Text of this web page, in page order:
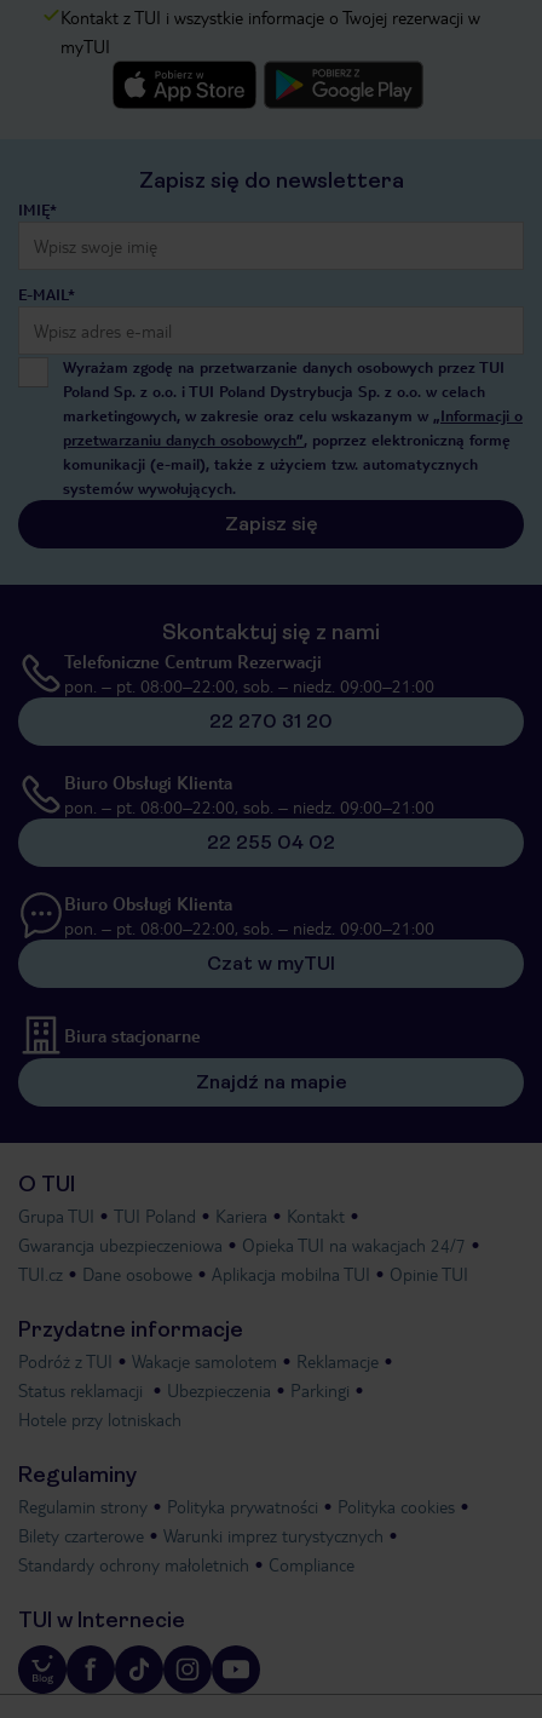
Kontakt z TUI i wszystkie informacje o Twojej rezerwacji w
myTUI
Zapisz się do newslettera
IMIĘ*
E-MAIL*
Wyrażam zgodę na przetwarzanie danych osobowych przez TUI
Poland Sp. z o.o. i TUI Poland Dystrybucja Sp. z o.o. w celach
marketingowych, w zakresie oraz celu wskazanym w „Informacji o
przetwarzaniu danych osobowych”, poprzez elektroniczną formę
komunikacji (e-mail), także z użyciem tzw. automatycznych
systemów wywołujących.
Zapisz się
Skontaktuj się z nami
Telefoniczne Centrum Rezerwacji
pon. – pt. 08:00–22:00, sob. – niedz. 09:00–21:00
22 270 31 20
Biuro Obsługi Klienta
pon. – pt. 08:00–22:00, sob. – niedz. 09:00–21:00
22 255 04 02
Biuro Obsługi Klienta
pon. – pt. 08:00–22:00, sob. – niedz. 09:00–21:00
Czat w myTUI
Biura stacjonarne
Znajdź na mapie
O TUI
Grupa TUI TUI Poland Kariera
Kontakt
Gwarancja ubezpieczeniowa
Opieka TUI na wakacjach 24/7
TUI.cz
Dane osobowe Aplikacja mobilna TUI Opinie TUI
Przydatne informacje
Podróż z TUI Wakacje samolotem
Reklamacje
Status reklamacji
Ubezpieczenia
Parkingi
Hotele przy lotniskach
Regulaminy
Regulamin strony Polityka prywatności
Polityka cookies
Bilety czarterowe
Warunki imprez turystycznych
Standardy ochrony małoletnich
Compliance
TUI w Internecie